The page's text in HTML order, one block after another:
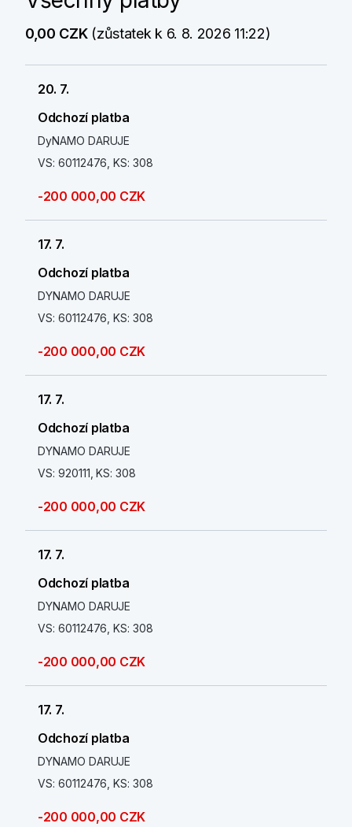
0,00 CZK(zůstatek k 6. 8. 2026 11:22)
20. 7.
Odchozí platba
DyNAMO DARUJE
VS: 60112476, KS: 308
-200 000,00 CZK
17. 7.
Odchozí platba
DYNAMO DARUJE
VS: 60112476, KS: 308
-200 000,00 CZK
17. 7.
Odchozí platba
DYNAMO DARUJE
VS: 920111, KS: 308
-200 000,00 CZK
17. 7.
Odchozí platba
DYNAMO DARUJE
VS: 60112476, KS: 308
-200 000,00 CZK
17. 7.
Odchozí platba
DYNAMO DARUJE
VS: 60112476, KS: 308
-200 000,00 CZK